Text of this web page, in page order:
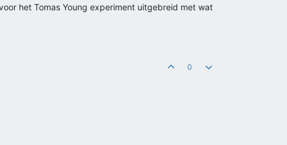
het Tomas Young experiment uitgebreid met wat
0